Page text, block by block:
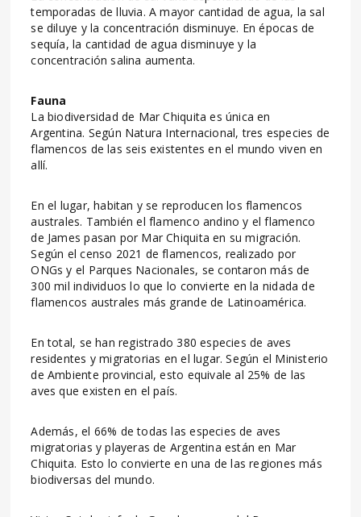
temporadas de lluvia. A mayor cantidad de agua, la sal
se diluye y la concentración disminuye. En épocas de
sequía, la cantidad de agua disminuye y la
concentración salina aumenta.
Fauna
La biodiversidad de Mar Chiquita es única en
Argentina. Según Natura Internacional, tres especies de
flamencos de las seis existentes en el mundo viven en
allí.
En el lugar, habitan y se reproducen los flamencos
australes. También el flamenco andino y el flamenco
de James pasan por Mar Chiquita en su migración.
Según el censo 2021 de flamencos, realizado por
ONGs y el Parques Nacionales, se contaron más de
300 mil individuos lo que lo convierte en la nidada de
flamencos australes más grande de Latinoamérica.
En total, se han registrado 380 especies de aves
residentes y migratorias en el lugar. Según el Ministerio
de Ambiente provincial, esto equivale al 25% de las
aves que existen en el país.
Además, el 66% de todas las especies de aves
migratorias y playeras de Argentina están en Mar
Chiquita. Esto lo convierte en una de las regiones más
biodiversas del mundo.